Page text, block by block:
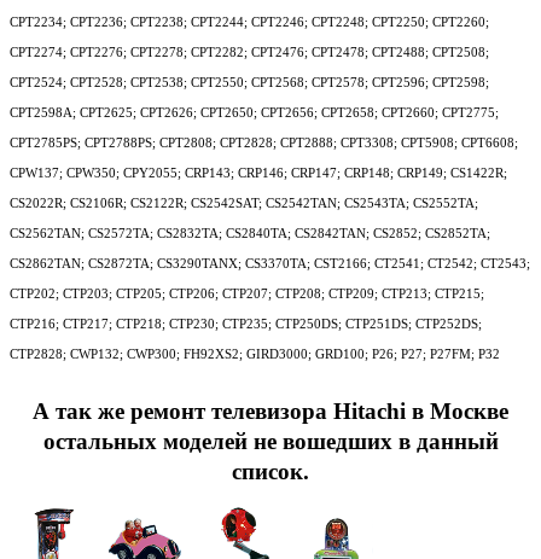
CPT2234; CPT2236; CPT2238; CPT2244; CPT2246; CPT2248; CPT2250; CPT2260;
CPT2274; CPT2276; CPT2278; CPT2282; CPT2476; CPT2478; CPT2488; CPT2508;
CPT2524; CPT2528; CPT2538; CPT2550; CPT2568; CPT2578; CPT2596; CPT2598;
CPT2598A; CPT2625; CPT2626; CPT2650; CPT2656; CPT2658; CPT2660; CPT2775;
CPT2785PS; CPT2788PS; CPT2808; CPT2828; CPT2888; CPT3308; CPT5908; CPT6608;
CPW137; CPW350; CPY2055; CRP143; CRP146; CRP147; CRP148; CRP149; CS1422R;
CS2022R; CS2106R; CS2122R; CS2542SAT; CS2542TAN; CS2543TA; CS2552TA;
CS2562TAN; CS2572TA; CS2832TA; CS2840TA; CS2842TAN; CS2852; CS2852TA;
CS2862TAN; CS2872TA; CS3290TANX; CS3370TA; CST2166; CT2541; CT2542; CT2543;
CTP202; CTP203; CTP205; CTP206; CTP207; CTP208; CTP209; CTP213; CTP215;
CTP216; CTP217; CTP218; CTP230; CTP235; CTP250DS; CTP251DS; CTP252DS;
CTP2828; CWP132; CWP300; FH92XS2; GIRD3000; GRD100; P26; P27; P27FM; P32
А так же ремонт телевизора Hitachi в Москве
остальных моделей не вошедших в данный
список.